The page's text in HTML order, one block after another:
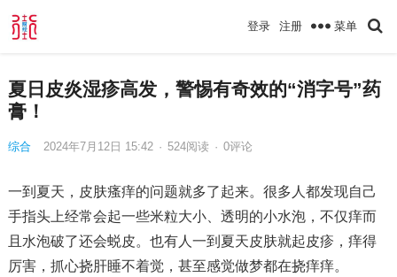
登录 注册 菜单
夏日皮炎湿疹高发，警惕有奇效的“消字号”药
膏！
综合 2024年7月12日 15:42 · 524阅读 · 0评论
一到夏天，皮肤瘙痒的问题就多了起来。很多人都发现自己
手指头上经常会起一些米粒大小、透明的小水泡，不仅痒而
且水泡破了还会蜕皮。也有人一到夏天皮肤就起皮疹，痒得
厉害，抓心挠肝睡不着觉，甚至感觉做梦都在挠痒痒。